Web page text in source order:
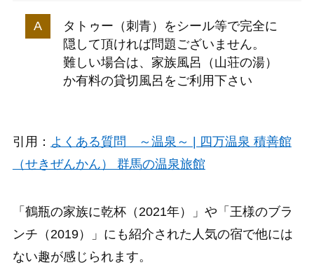
タトゥー（刺青）をシール等で完全に
隠して頂ければ問題ございません。
難しい場合は、家族風呂（山荘の湯）
か有料の貸切風呂をご利用下さい
引用： よくある質問 ～温泉～ | 四万温泉 積善館
（せきぜんかん） 群馬の温泉旅館
「鶴瓶の家族に乾杯（2021年）」や「王様のブラ
ンチ（2019）」にも紹介された人気の宿で他には
ない趣が感じられます。